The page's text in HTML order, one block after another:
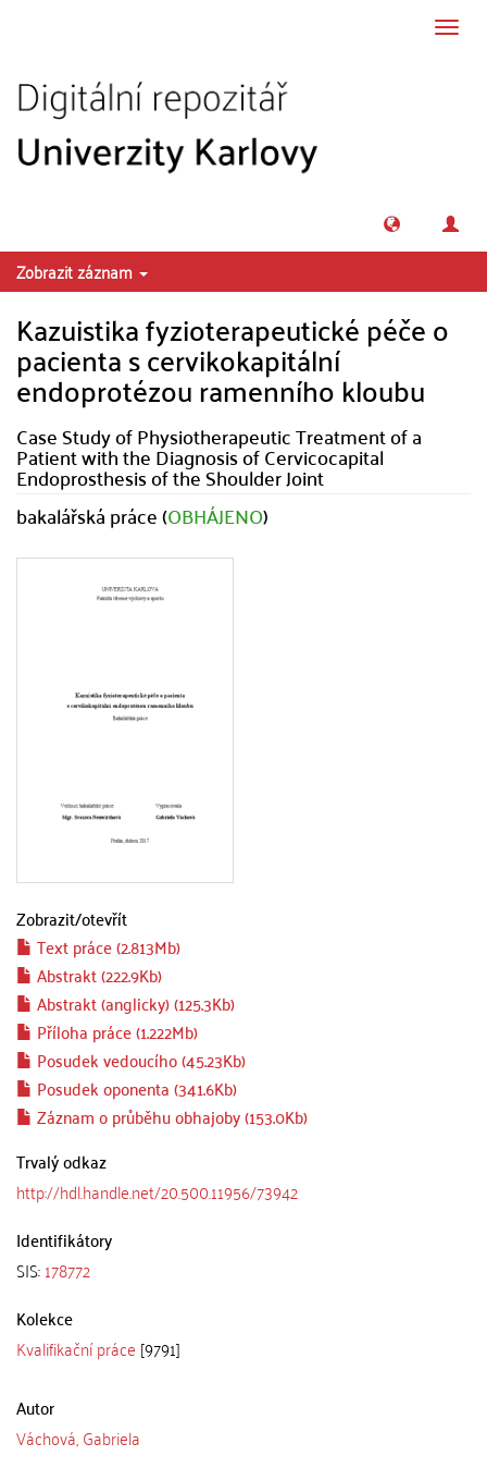
Zobrazit záznam
Kazuistika fyzioterapeutické péče o
pacienta s cervikokapitální
endoprotézou ramenního kloubu
Case Study of Physiotherapeutic Treatment of a
Patient with the Diagnosis of Cervicocapital
Endoprosthesis of the Shoulder Joint
bakalářská práce (OBHÁJENO)
Zobrazit/otevřít
Text práce (2.813Mb)
Abstrakt (222.9Kb)
Abstrakt (anglicky) (125.3Kb)
Příloha práce (1.222Mb)
Posudek vedoucího (45.23Kb)
Posudek oponenta (341.6Kb)
Záznam o průběhu obhajoby (153.0Kb)
Trvalý odkaz
http://hdl.handle.net/20.500.11956/73942
Identifikátory
SIS:178772
Kolekce
Kvalifikační práce [9791]
Autor
Váchová, Gabriela